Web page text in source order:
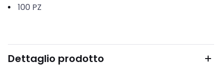
100 PZ
Dettaglio prodotto